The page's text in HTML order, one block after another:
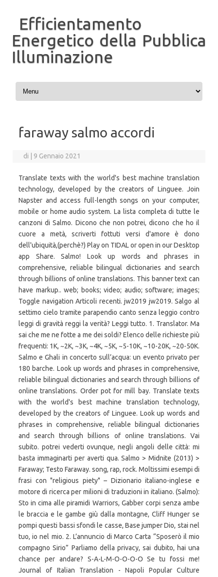
Efficientamento
Energetico della Pubblica
Illuminazione
Vai al contenuto
faraway salmo accordi
di 9 Gennaio 2021
Translate texts with the world's best machine translation
technology, developed by the creators of Linguee. Join
Napster and access full-length songs on your computer,
mobile or home audio system. La lista completa di tutte le
canzoni di Salmo. Dicono che non potrei, dicono che ho il
cuore a metà, scriverti fottuti versi d'amore è dono
dell'ubiquità,(perchè?) Play on TIDAL or open in our Desktop
app Share. Salmo! Look up words and phrases in
comprehensive, reliable bilingual dictionaries and search
through billions of online translations. This banner text can
have markup.. web; books; video; audio; software; images;
Toggle navigation Articoli recenti. jw2019 jw2019. Salgo al
settimo cielo tramite parapendio canto senza leggio contro
leggi di gravità reggi la verità? Leggi tutto. 1. Translator. Ma
sai che me ne fotte a me dei soldi? Elenco delle richieste più
frequenti: 1K, ~2K, ~3K, ~4K, ~5K, ~5-10K, ~10-20K, ~20-50K.
Salmo e Ghali in concerto sull’acqua: un evento privato per
180 barche. Look up words and phrases in comprehensive,
reliable bilingual dictionaries and search through billions of
online translations. Order pot for mill bay. Translate texts
with the world's best machine translation technology,
developed by the creators of Linguee. Look up words and
phrases in comprehensive, reliable bilingual dictionaries
and search through billions of online translations. Vai
subito. potrei vederti ovunque, negli angoli delle città: mi
basta immaginarti per averti qua. Salmo > Midnite (2013) >
Faraway; Testo Faraway. song, rap, rock. Moltissimi esempi di
frasi con "religious piety" – Dizionario italiano-inglese e
motore di ricerca per milioni di traduzioni in italiano. (Salmo):
Sto in cima alle piramidi Warriors, Gabber corpi senza ambe
le braccia e le gambe giù dalla montagne, Cliff Hunger se
pompi questi bassi sfondi le casse, Base jumper Dio, stai nel
tuo, io nel mio. 2. L’annuncio di Marco Carta “Sposerò il mio
compagno Sirio” Parliamo della privacy, sai dubito, hai una
chance per andare? S-A-L-M-O-O-O-O Se tu fossi me!
Journal of Italian Translation - Napoli Popular Culture